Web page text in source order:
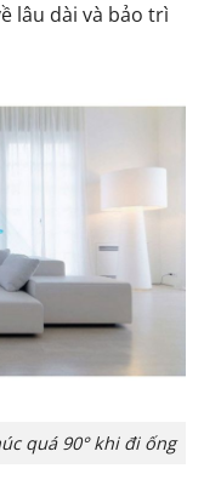
lâu dài và bảo trì
quá 90° khi đi ống